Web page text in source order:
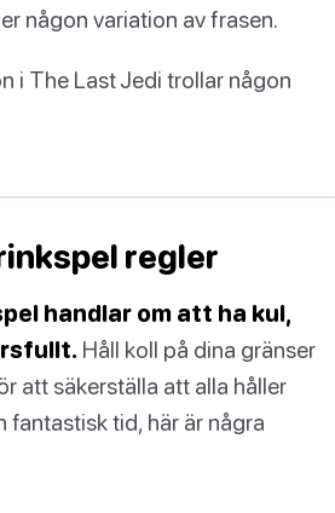
någon variation av frasen.
i The Last Jedi trollar någon
regler
handlar om att ha kul,
Håll koll på dina gränser
att säkerställa att alla håller
fantastisk tid, här är några